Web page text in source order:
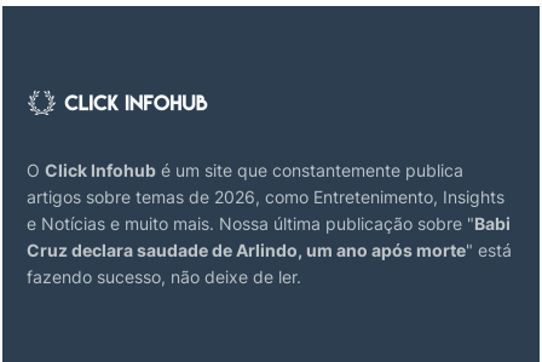
O Click Infohub é um site que constantemente publica
artigos sobre temas de 2026, como Entretenimento, Insights
e Notícias e muito mais. Nossa última publicação sobre "Babi
Cruz declara saudade de Arlindo, um ano após morte" está
fazendo sucesso, não deixe de ler.